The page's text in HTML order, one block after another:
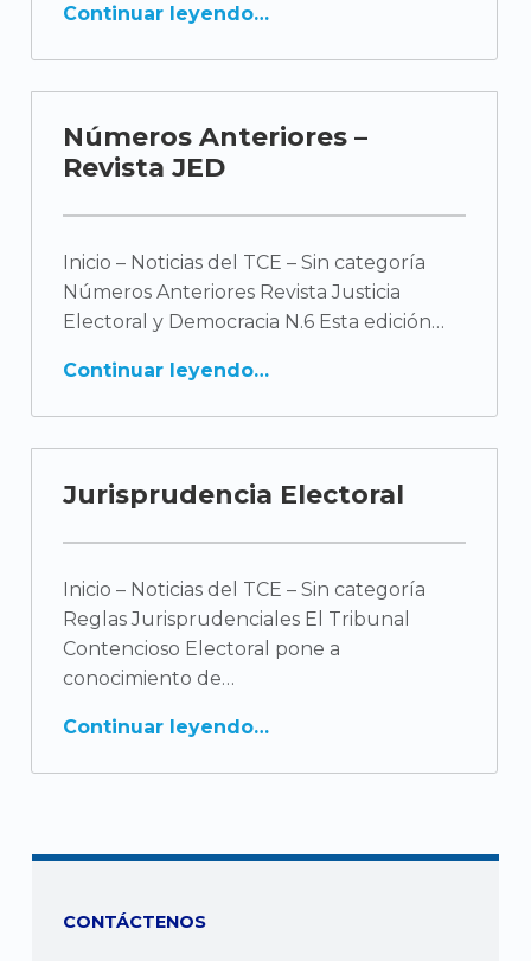
c
a
a
Continuar leyendo
Números Anteriores –
Revista JED
Inicio – Noticias del TCE – Sin categoría
Números Anteriores Revista Justicia
Electoral y Democracia N.6 Esta edición
Continuar leyendo
Jurisprudencia Electoral
Inicio – Noticias del TCE – Sin categoría
Reglas Jurisprudenciales El Tribunal
Contencioso Electoral pone a
conocimiento de
Continuar leyendo
CONTÁCTENOS